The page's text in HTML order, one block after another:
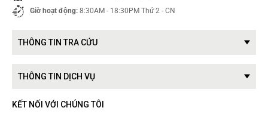
Giờ hoạt động: 8:30AM - 18:30PM Thứ 2 - CN
THÔNG TIN TRA CỨU
THÔNG TIN DỊCH VỤ
KẾT NỐI VỚI CHÚNG TÔI